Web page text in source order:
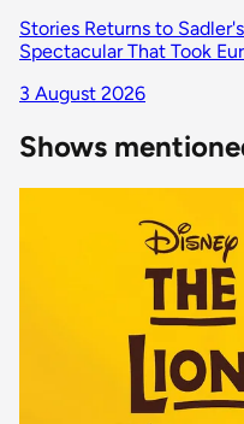
Stories Returns to
Spectacular That Took
3 August 2026
Shows